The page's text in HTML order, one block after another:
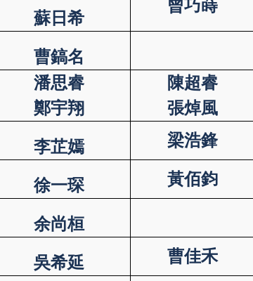
蘇日希
曾巧蒔
曹鎬名
潘思睿
鄭宇翔
陳超睿
張焯風
李芷嫣 梁浩鋒
徐一琛 黃佰鈞
余尚桓
吳希延 曹佳禾